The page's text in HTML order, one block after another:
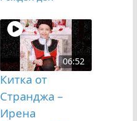
06:52
Китка от
Странджа –
Ирена